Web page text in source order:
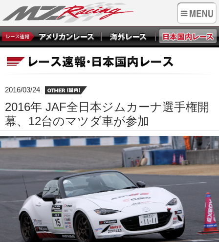
2016/03/24
2016年 JAF全日本ジムカーナ選手権開
幕、12台のマツダ車が参加